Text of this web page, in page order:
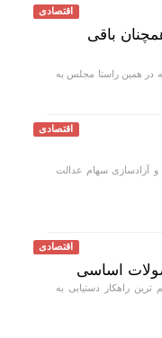
اقتصادی
باقی
در همین راستا مجلس به
اقتصادی
و آزادسازی سهام عدالت
اقتصادی
اساسی
راهکار دستیابی به